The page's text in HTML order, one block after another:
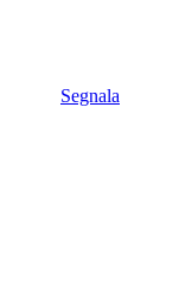
Segnala